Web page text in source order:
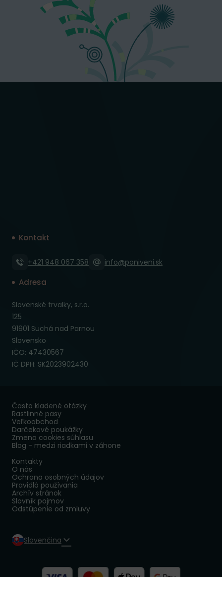
Kontakt
+421 948 067 358 info@poniveni.sk
Adresa
Slovenské trvalky, s.r.o.
125
91901 Suchá nad Parnou
Slovensko
IČO: 47430567
IČ DPH: SK2023902430
Často kladené otázky
Rastlinné pasy
Veľkoobchod
Darčekové poukážky
Zmena cookies súhlasu
Blog - medzi riadkami v záhone
Kontakty
O nás
Ochrana osobných údajov
Pravidlá používania
Archív stránok
Slovník pojmov
Odstúpenie od zmluvy
Slovenčina